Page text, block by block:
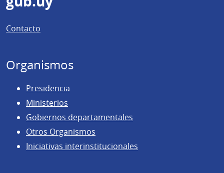
de
página
Contacto
Organismos
Presidencia
Ministerios
Gobiernos departamentales
Otros Organismos
Iniciativas interinstitucionales